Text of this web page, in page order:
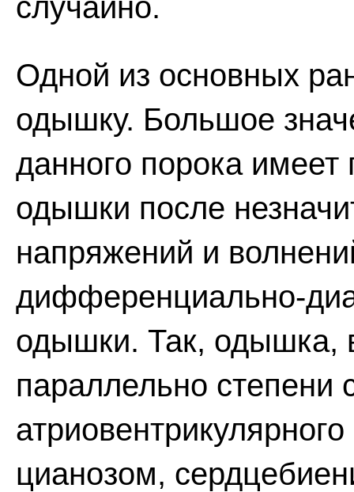
случайно.
Одной из основных
одышку. Большое
данного порока
одышки после
напряжений и
дифференциально-
одышки. Так, одышка,
параллельно степени
цианозом,